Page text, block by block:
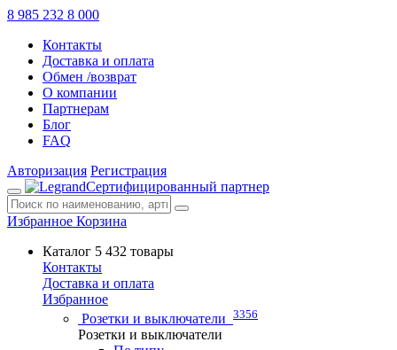
8 985 232 8 000
Контакты
Доставка и оплата
Обмен /возврат
О компании
Партнерам
Блог
FAQ
Авторизация Регистрация
Сертифицированный партнер
Избранное Корзина
Каталог 5 432 товары
Контакты
Доставка и оплата
Избранное
Розетки и выключатели 3356
Розетки и выключатели